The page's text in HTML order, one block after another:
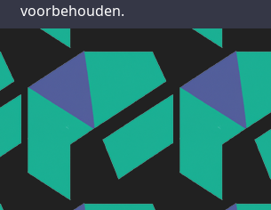
voorbehouden.